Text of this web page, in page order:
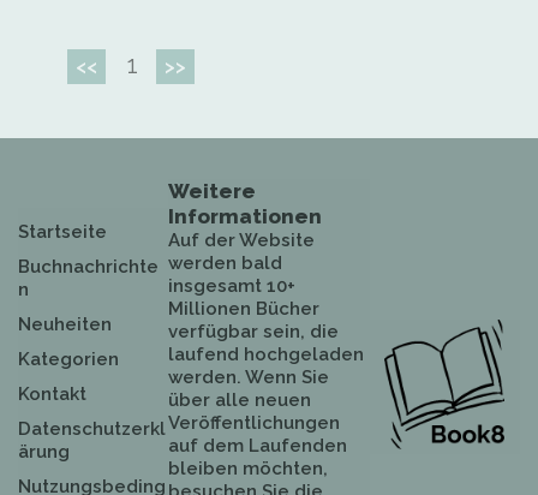
<< 1 >>
Startseite
Buchnachrichte
n
Neuheiten
Kategorien
Kontakt
Datenschutzerkl
ärung
Nutzungsbeding
Weitere
Informationen
Auf der Website
werden bald
insgesamt 10+
Millionen Bücher
verfügbar sein, die
laufend hochgeladen
werden. Wenn Sie
über alle neuen
Veröffentlichungen
auf dem Laufenden
bleiben möchten,